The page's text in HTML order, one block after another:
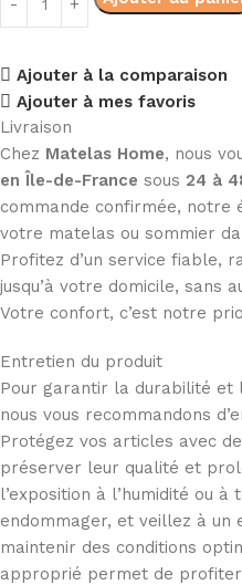
Ajouter à la comparaison
Ajouter à mes favoris
Livraison
Chez Matelas Home, nous
en Île-de-France sous 24 à
commande confirmée, notre
votre matelas ou sommier
Profitez d’un service fiable,
jusqu’à votre domicile, sans
Votre confort, c’est notre
Entretien du produit
Pour garantir la durabilité et
nous vous recommandons
Protégez vos articles avec
préserver leur qualité et
l’exposition à l’humidité ou
endommager, et veillez à un
maintenir des conditions
approprié permet de